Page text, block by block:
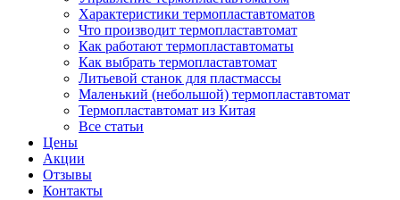
Характеристики термопластавтоматов
Что производит термопластавтомат
Как работают термопластавтоматы
Как выбрать термопластавтомат
Литьевой станок для пластмассы
Маленький (небольшой) термопластавтомат
Термопластавтомат из Китая
Все статьи
Цены
Акции
Отзывы
Контакты